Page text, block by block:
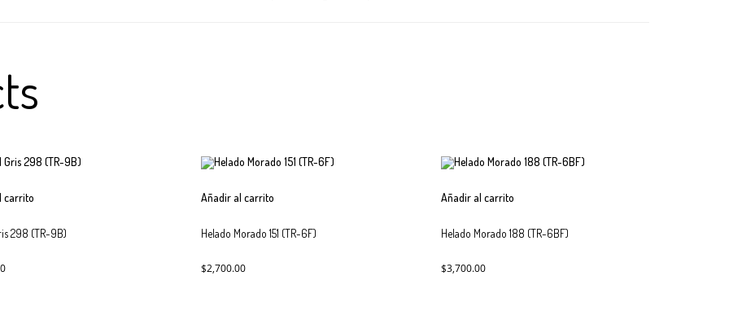
carrito
298 (TR-9B)
Añadir al carrito
Helado Morado 151 (TR-6F)
$2,700.00
Añadir al carrito
Helado Morado 188 (TR-6BF)
$3,700.00